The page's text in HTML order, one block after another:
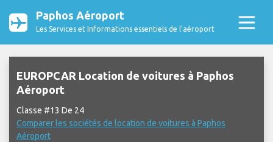
Paphos Aéroport
Les Services et Informations essentiels de l’aéroport
EUROPCAR Location de voitures à Paphos
Aéroport
Classe #13 De 24
Comparer les sociétés de location de voitures à Paphos
Aéroport